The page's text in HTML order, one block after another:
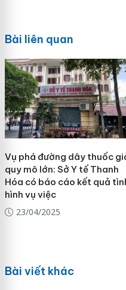
Bài liên quan
Vụ phá đường dây thuốc
quy mô lớn: Sở Y tế Thanh
Hóa có báo cáo kết quả
hình vụ việc
23/04/2025
Bài viết khác